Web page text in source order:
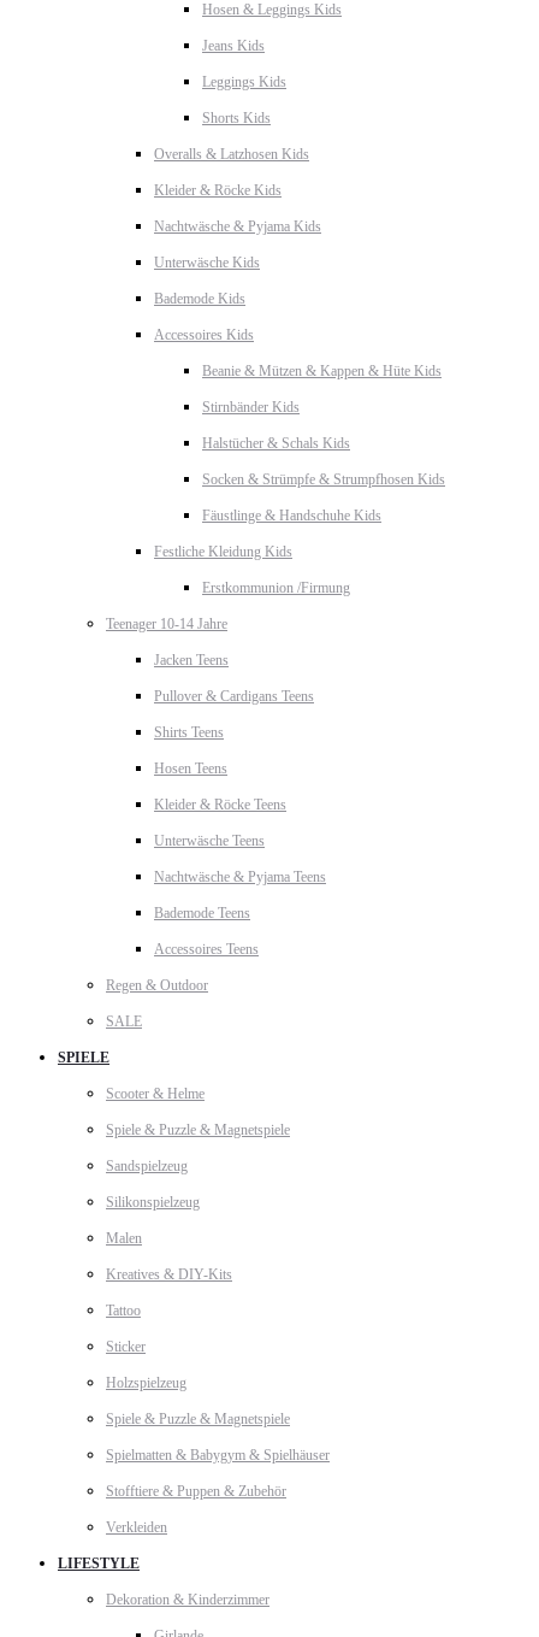
Hosen & Leggings Kids
Jeans Kids
Leggings Kids
Shorts Kids
Overalls & Latzhosen Kids
Kleider & Röcke Kids
Nachtwäsche & Pyjama Kids
Unterwäsche Kids
Bademode Kids
Accessoires Kids
Beanie & Mützen & Kappen & Hüte Kids
Stirnbänder Kids
Halstücher & Schals Kids
Socken & Strümpfe & Strumpfhosen Kids
Fäustlinge & Handschuhe Kids
Festliche Kleidung Kids
Erstkommunion /Firmung
Teenager 10-14 Jahre
Jacken Teens
Pullover & Cardigans Teens
Shirts Teens
Hosen Teens
Kleider & Röcke Teens
Unterwäsche Teens
Nachtwäsche & Pyjama Teens
Bademode Teens
Accessoires Teens
Regen & Outdoor
SALE
SPIELE
Scooter & Helme
Spiele & Puzzle & Magnetspiele
Sandspielzeug
Silikonspielzeug
Malen
Kreatives & DIY-Kits
Tattoo
Sticker
Holzspielzeug
Spiele & Puzzle & Magnetspiele
Spielmatten & Babygym & Spielhäuser
Stofftiere & Puppen & Zubehör
Verkleiden
LIFESTYLE
Dekoration & Kinderzimmer